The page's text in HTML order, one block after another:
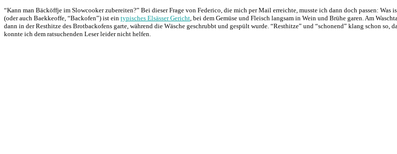
“Kann man Bäcköffje im Slowcooker zubereiten?” Bei dieser Frage von Federico, die mich per Mail erreichte, musste ich dann doch passen:
(oder auch Baekkeoffe, “Backofen”) ist ein typisches Elsässer Gericht , bei dem Gemüse und Fleisch langsam in Wein und Brühe garen. Am
dann in der Resthitze des Brotbackofens garte, während die Wäsche geschrubbt und gespült wurde. “Resthitze” und “schonend” klang schon so,
konnte ich dem ratsuchenden Leser leider nicht helfen.